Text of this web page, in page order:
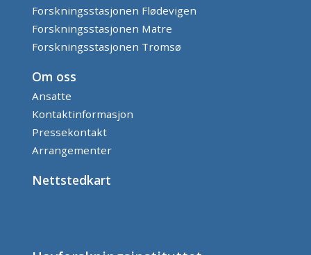
Forskningsstasjonen Flødevigen
Forskningsstasjonen Matre
Forskningsstasjonen Tromsø
Om oss
Ansatte
Kontaktinformasjon
Pressekontakt
Arrangementer
Nettstedkart